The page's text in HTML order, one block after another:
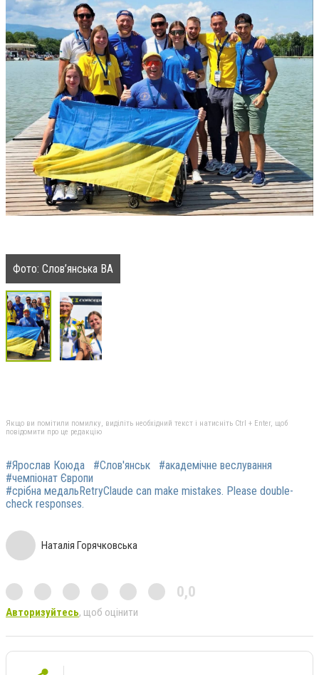
Фото: Слов’янська ВА
Якщо ви помітили помилку, виділіть необхідний текст і натисніть Ctrl + Enter, щоб
повідомити про це редакцію
#Ярослав Коюда #Слов'янськ
#академічне веслування
#чемпіонат Європи
#срібна медальRetryClaude can make mistakes. Please double-
check responses.
Наталія Горячковська
0,0
Авторизуйтесь, щоб оцінити